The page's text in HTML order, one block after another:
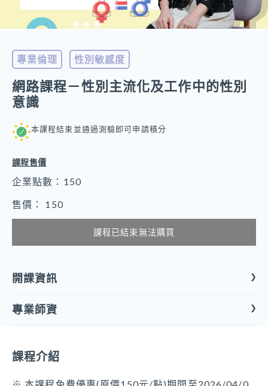
專業倫理 性別敏感度
網路課程－性別主流化及工作中的性別
意識
本課程結束並通過測驗即可申請積分
課程售價
企業點數：150
售價： 150
課程已結束無法購買
開課資訊
開課屬性
專業倫理
專業師資
課程介紹